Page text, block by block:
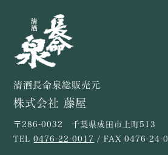
清酒長命泉総販売元
株式会社 藤屋
〒286-0032 千葉県成田市上町513
TEL0476-22-0017 / FAX 0476-24-